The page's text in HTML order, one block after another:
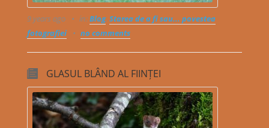
9 years ago in:Blog, Starea de a fi sau... povestea
fotografiei
no comments
GLASUL BLÂND AL FIINȚEI